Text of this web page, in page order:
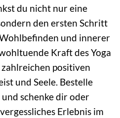
du nicht nur eine
den ersten Schritt
und innerer
Kraft des Yoga
positiven
und Seele. Bestelle
schenke dir oder
Erlebnis im